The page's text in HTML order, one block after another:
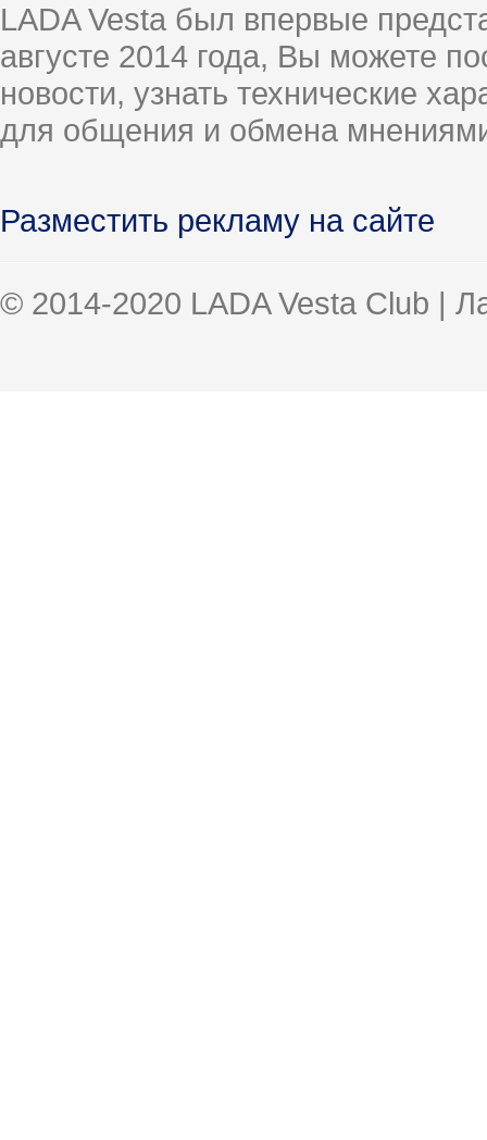
LADA Vesta был впервые
августе 2014 года, Вы можете
новости, узнать технические
для общения и обмена
Разместить рекламу на сайте
© 2014-2020 LADA Vesta Club |